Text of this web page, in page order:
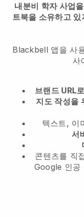
내분비 학자 사업
트북을 소유하고
Blackbell 앱을 사
사
브랜드 URL로
지도 작성을
텍스트, 이
서
콘텐츠를 직
Google 인공